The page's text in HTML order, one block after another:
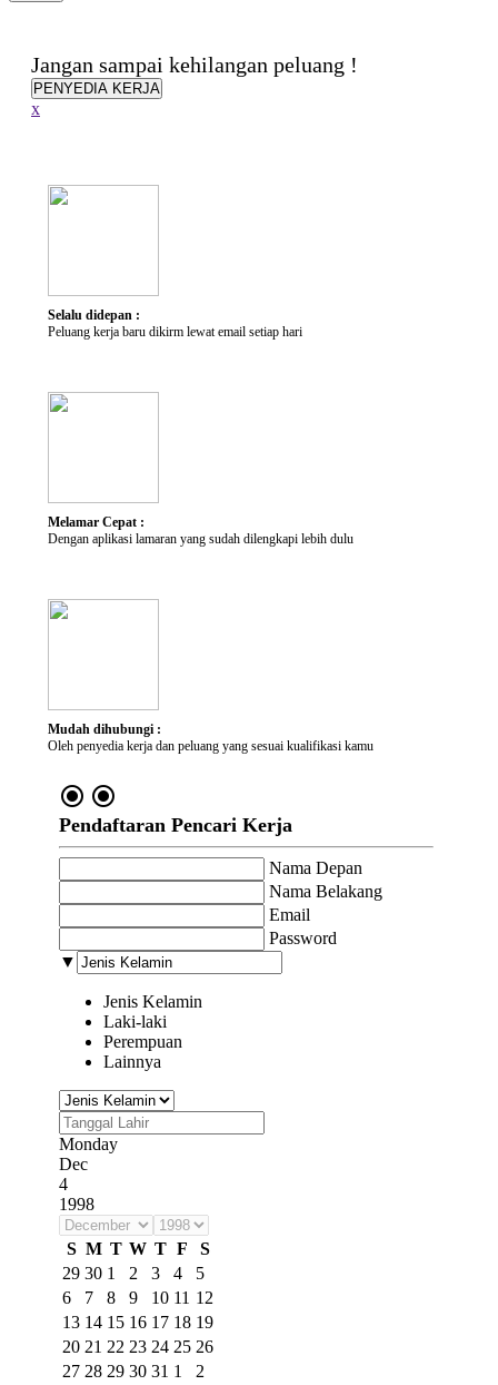
Jenis Disabilitas
Alat Bantu yang dibutuhkan
Kategori Pekerjaan
Jangan sampai kehilangan peluang !
PENYEDIA KERJA
x
Selalu didepan :
Peluang kerja baru dikirm lewat email setiap hari
Melamar Cepat :
Dengan aplikasi lamaran yang sudah dilengkapi lebih dulu
Mudah dihubungi :
Oleh penyedia kerja dan peluang yang sesuai kualifikasi kamu
radio_button_checked radio_button_checked
Pendaftaran Pencari Kerja
Nama Depan
Nama Belakang
Email
Password
▼
Jenis Kelamin
Laki-laki
Perempuan
Lainnya
Monday
Dec
4
1998
S M T W T F
S
29 30 1 2 3 4
5
6
7 8 9 10 11 12
13 14 15 16 17 18 19
20 21 22 23 24 25 26
27 28 29 30 31 1 2